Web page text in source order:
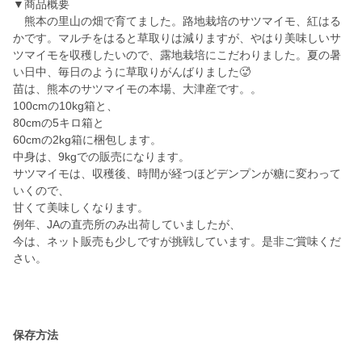
▼商品概要
熊本の里山の畑で育てました。路地栽培のサツマイモ、紅はる
かです。マルチをはると草取りは減りますが、やはり美味しいサ
ツマイモを収穫したいので、露地栽培にこだわりました。夏の暑
い日中、毎日のように草取りがんばりました🥵
苗は、熊本のサツマイモの本場、大津産です。。
100cmの10kg箱と、
80cmの5キロ箱と
60cmの2kg箱に梱包します。
中身は、9kgでの販売になります。
サツマイモは、収穫後、時間が経つほどデンプンが糖に変わって
いくので、
甘くて美味しくなります。
例年、JAの直売所のみ出荷していましたが、
今は、ネット販売も少しですが挑戦しています。是非ご賞味くだ
さい。
保存方法